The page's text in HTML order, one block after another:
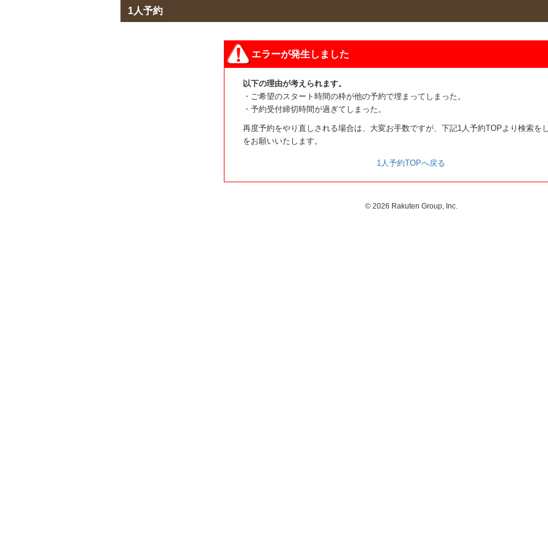
1人予約
エラーが発生しました
以下の理由が考えられます。
・ご希望のスタート時間の枠が他の予約で埋まってしまった。
・予約受付締切時間が過ぎてしまった。
再度予約をやり直しされる場合は、大変お手数ですが、下記1人予約TOPより検索を
をお願いいたします。
1人予約TOPへ戻る
© 2026 Rakuten Group, Inc.